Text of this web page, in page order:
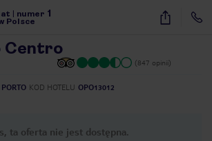
numer 1
Polsce
23
Centro
(847 opinii)
PORTO KOD HOTELU OPO13012
ta oferta nie jest dostępna.